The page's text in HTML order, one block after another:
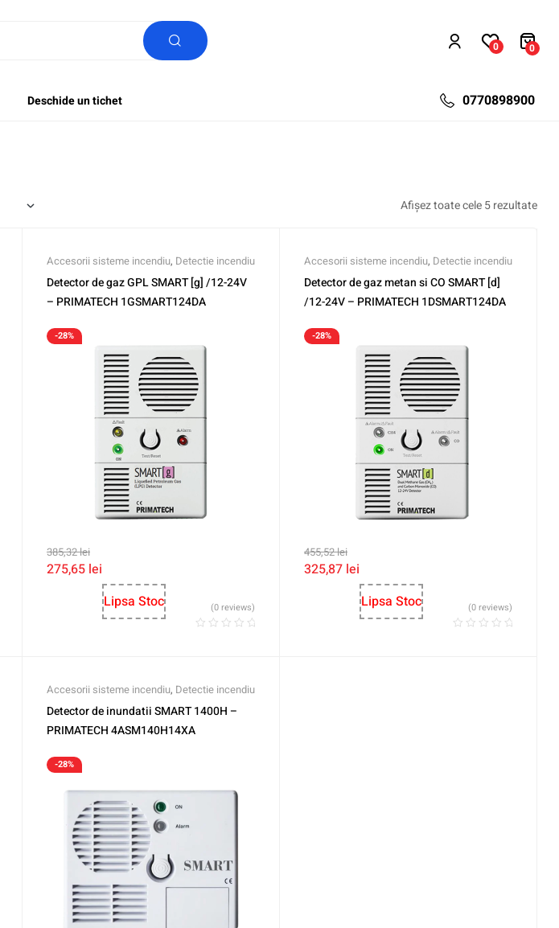
0 0
Deschide un tichet 0770898900
Afișez toate cele 5 rezultate
Accesorii sisteme incendiu, Detectie incendiu
Detector de gaz GPL SMART [g] /12-24V
– PRIMATECH 1GSMART124DA
-28%
385,32lei
275,65 lei
Lipsa Stoc
(0 reviews)
Accesorii sisteme incendiu, Detectie incendiu
Detector de gaz metan si CO SMART [d]
/12-24V – PRIMATECH 1DSMART124DA
-28%
455,52lei
325,87 lei
Lipsa Stoc
(0 reviews)
Accesorii sisteme incendiu, Detectie incendiu
Detector de inundatii SMART 1400H –
PRIMATECH 4ASM140H14XA
-28%